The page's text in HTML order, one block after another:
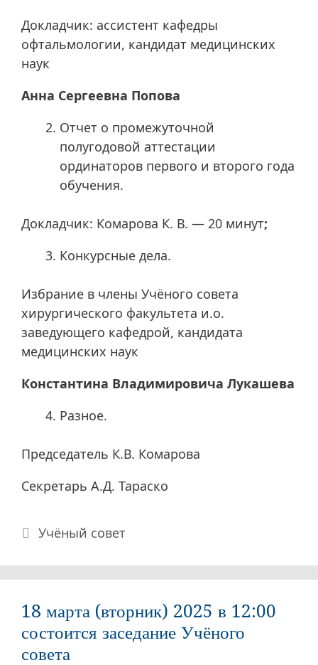
Докладчик: ассистент кафедры
офтальмологии, кандидат медицинских
наук
Анна Сергеевна Попова
Отчет о промежуточной
полугодовой аттестации
ординаторов первого и второго года
обучения.
Докладчик: Комарова К. В. — 20 минут;
Конкурсные дела.
Избрание в члены Учёного совета
хирургического факультета и.о.
заведующего кафедрой, кандидата
медицинских наук
Константина Владимировича Лукашева
Разное.
Председатель К.В. Комарова
Секретарь А.Д. Тараско
Рубрики
Учёный совет
18 марта (вторник) 2025 в 12:00
состоится заседание Учёного
совета